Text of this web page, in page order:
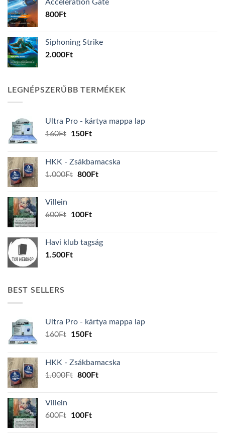
Acceleration Gate
800Ft
Siphoning Strike
2.000Ft
LEGNÉPSZERŰBB TERMÉKEK
Ultra Pro - kártya mappa lap
160Ft
Original
160Ft.
150FtCurrent
150Ft.
HKK - Zsákbamacska
1.000Ft Original
800FtCurrent
Villein
600Ft
Original
600Ft.
100FtCurrent
100Ft.
Havi klub tagság
1.500Ft
BEST SELLERS
Ultra Pro - kártya mappa lap
160Ft
Original
160Ft.
150FtCurrent
150Ft.
HKK - Zsákbamacska
1.000Ft Original
800FtCurrent
Villein
600Ft
Original
100FtCurrent